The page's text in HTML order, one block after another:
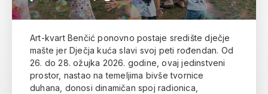
Art-kvart Benčić ponovno postaje središte dječje
mašte jer Dječja kuća slavi svoj peti rođendan. Od
26. do 28. ožujka 2026. godine, ovaj jedinstveni
prostor, nastao na temeljima bivše tvornice
duhana, donosi dinamičan spoj radionica,